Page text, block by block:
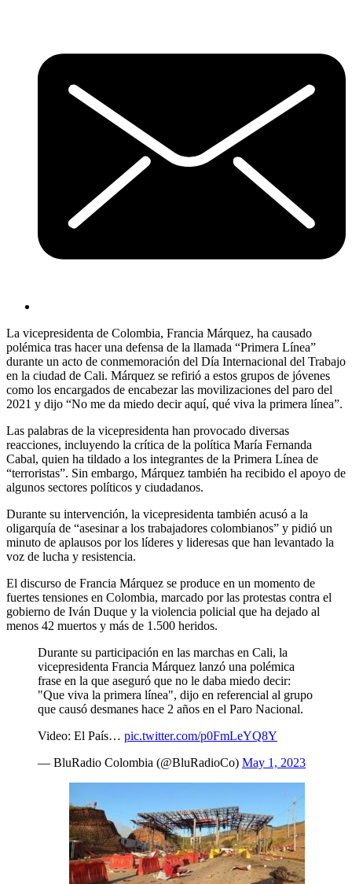
La vicepresidenta de Colombia, Francia Márquez, ha causado
polémica tras hacer una defensa de la llamada “Primera Línea”
durante un acto de conmemoración del Día Internacional del Trabajo
en la ciudad de Cali. Márquez se refirió a estos grupos de jóvenes
como los encargados de encabezar las movilizaciones del paro del
2021 y dijo “No me da miedo decir aquí, qué viva la primera línea”.
Las palabras de la vicepresidenta han provocado diversas
reacciones, incluyendo la crítica de la política María Fernanda
Cabal, quien ha tildado a los integrantes de la Primera Línea de
“terroristas”. Sin embargo, Márquez también ha recibido el apoyo de
algunos sectores políticos y ciudadanos.
Durante su intervención, la vicepresidenta también acusó a la
oligarquía de “asesinar a los trabajadores colombianos” y pidió un
minuto de aplausos por los líderes y lideresas que han levantado la
voz de lucha y resistencia.
El discurso de Francia Márquez se produce en un momento de
fuertes tensiones en Colombia, marcado por las protestas contra el
gobierno de Iván Duque y la violencia policial que ha dejado al
menos 42 muertos y más de 1.500 heridos.
Durante su participación en las marchas en Cali, la
vicepresidenta Francia Márquez lanzó una polémica
frase en la que aseguró que no le daba miedo decir:
"Que viva la primera línea", dijo en referencial al grupo
que causó desmanes hace 2 años en el Paro Nacional.
Video: El País… pic.twitter.com/p0FmLeYQ8Y
— BluRadio Colombia (@BluRadioCo) May 1, 2023